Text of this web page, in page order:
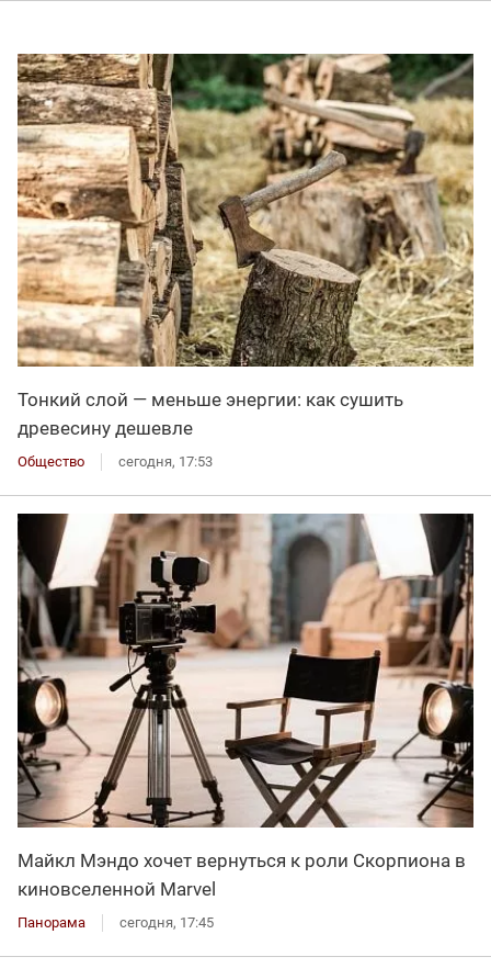
Тонкий слой — меньше энергии: как сушить
древесину дешевле
Общество сегодня, 17:53
Майкл Мэндо хочет вернуться к роли Скорпиона в
киновселенной Marvel
Панорама сегодня, 17:45